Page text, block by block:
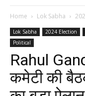
Home Lok Sabha
Lok Sabha 2024 Election
Political
Rahul
कमेटी की